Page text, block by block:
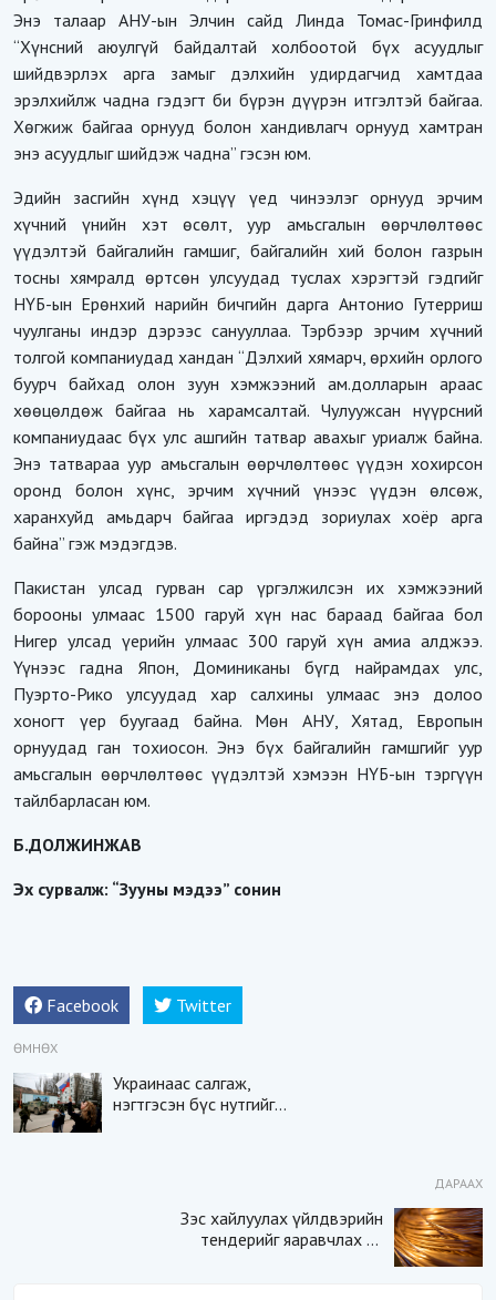
Энэ талаар АНУ-ын Элчин сайд Линда Томас-Гринфилд
“Хүнсний аюулгүй байдалтай холбоотой бүх асуудлыг
шийдвэрлэх арга замыг дэлхийн удирдагчид хамтдаа
эрэлхийлж чадна гэдэгт би бүрэн дүүрэн итгэлтэй байгаа.
Хөгжиж байгаа орнууд болон хандивлагч орнууд хамтран
энэ асуудлыг шийдэж чадна” гэсэн юм.
Эдийн засгийн хүнд хэцүү үед чинээлэг орнууд эрчим
хүчний үнийн хэт өсөлт, уур амьсгалын өөрчлөлтөөс
үүдэлтэй байгалийн гамшиг, байгалийн хий болон газрын
тосны хямралд өртсөн улсуудад туслах хэрэгтэй гэдгийг
НҮБ-ын Ерөнхий нарийн бичгийн дарга Антонио Гутерриш
чуулганы индэр дэрээс санууллаа. Тэрбээр эрчим хүчний
толгой компаниудад хандан “Дэлхий хямарч, өрхийн орлого
буурч байхад олон зуун хэмжээний ам.долларын араас
хөөцөлдөж байгаа нь харамсалтай. Чулуужсан нүүрсний
компаниудаас бүх улс ашгийн татвар авахыг уриалж байна.
Энэ татвараа уур амьсгалын өөрчлөлтөөс үүдэн хохирсон
оронд болон хүнс, эрчим хүчний үнээс үүдэн өлсөж,
харанхуйд амьдарч байгаа иргэдэд зориулах хоёр арга
байна” гэж мэдэгдэв.
Пакистан улсад гурван сар үргэлжилсэн их хэмжээний
борооны улмаас 1500 гаруй хүн нас бараад байгаа бол
Нигер улсад үерийн улмаас 300 гаруй хүн амиа алджээ.
Үүнээс гадна Япон, Доминиканы бүгд найрамдах улс,
Пуэрто-Рико улсуудад хар салхины улмаас энэ долоо
хоногт үер буугаад байна. Мөн АНУ, Хятад, Европын
орнуудад ган тохиосон. Энэ бүх байгалийн гамшгийг уур
амьсгалын өөрчлөлтөөс үүдэлтэй хэмээн НҮБ-ын тэргүүн
тайлбарласан юм.
Б.ДОЛЖИНЖАВ
Эх сурвалж: “Зууны мэдээ” сонин
Facebook Twitter
ӨМНӨХ
Украинаас салгаж,
нэгтгэсэн бүс нутгийг
ДАРААХ
Зэс хайлуулах үйлдвэрийн
тендерийг яаравчлах нь